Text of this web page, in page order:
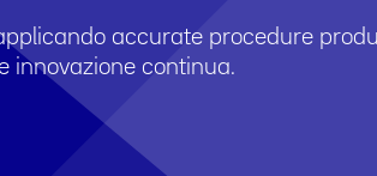
accurate procedure
innovazione continua.